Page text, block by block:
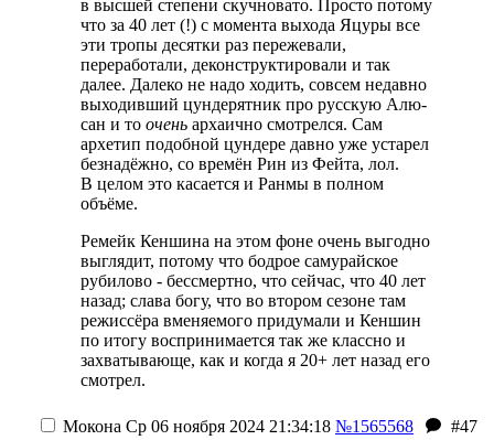
в высшей степени скучновато. Просто потому
что за 40 лет (!) с момента выхода Яцуры все
эти тропы десятки раз пережевали,
переработали, деконструктировали и так
далее. Далеко не надо ходить, совсем недавно
выходивший цундерятник про русскую Алю-
сан и то очень архаично смотрелся. Сам
архетип подобной цундере давно уже устарел
безнадёжно, со времён Рин из Фейта, лол.
В целом это касается и Ранмы в полном
объёме.
Ремейк Кеншина на этом фоне очень выгодно
выглядит, потому что бодрое самурайское
рубилово - бессмертно, что сейчас, что 40 лет
назад; слава богу, что во втором сезоне там
режиссёра вменяемого придумали и Кеншин
по итогу воспринимается так же классно и
захватывающе, как и когда я 20+ лет назад его
смотрел.
Мокона Ср 06 ноября 2024 21:34:18 №1565568
#47